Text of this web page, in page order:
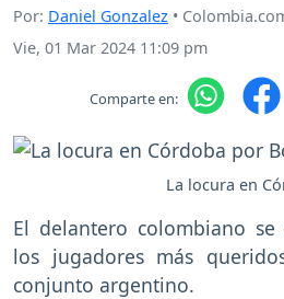
Por: Daniel Gonzalez •
Vie, 01 Mar 2024 11:09 pm
Comparte en:
La locura en
El delantero colombiano
los jugadores más
conjunto argentino.